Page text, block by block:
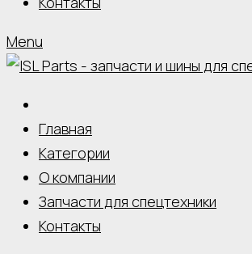
Menu
Главная
Категории
О компании
Запчасти для спецтехники
Контакты